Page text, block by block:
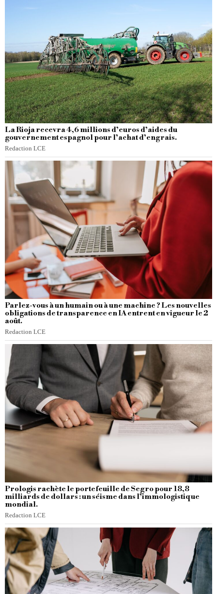
La Rioja recevra 4,6 millions d’euros d’aides du
gouvernement espagnol pour l’achat d’engrais.
Redaction LCE
Parlez-vous à un humain ou à une machine ? Les nouvelles
obligations de transparence en IA entrent en vigueur le 2
août.
Redaction LCE
Prologis rachète le portefeuille de Segro pour 18,8
milliards de dollars : un séisme dans l’immologistique
mondial.
Redaction LCE